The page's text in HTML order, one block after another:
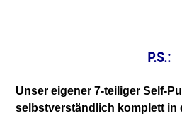
P.S.:
Unser eigener 7-teiliger Self-
selbstverständlich komplett